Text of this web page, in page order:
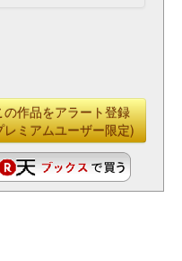
の作品をアラート登録
レミアムユーザー限定)